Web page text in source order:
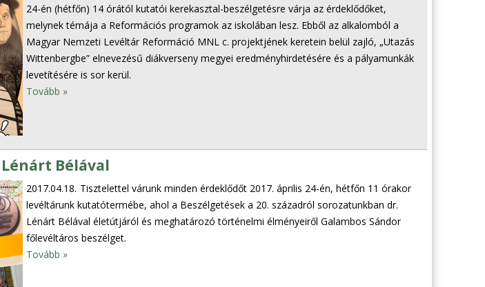
24-én (hétfőn) 14 órától kutatói kerekasztal-beszélgetésre várja az érdeklődőket,
melynek témája a Reformációs programok az iskolában lesz. Ebből az alkalomból a
Magyar Nemzeti Levéltár Reformáció MNL c. projektjének keretein belül zajló, „Utazás
Wittenbergbe” elnevezésű diákverseny megyei eredményhirdetésére és a pályamunkák
levetítésére is sor kerül.
Tovább »
Bélával
2017.04.18. Tisztelettel várunk minden érdeklődőt 2017. április 24-én, hétfőn 11 órakor
levéltárunk kutatótermébe, ahol a Beszélgetések a 20. századról sorozatunkban dr.
Lénárt Bélával életútjáról és meghatározó történelmi élményeiről Galambos Sándor
főlevéltáros beszélget.
Tovább »